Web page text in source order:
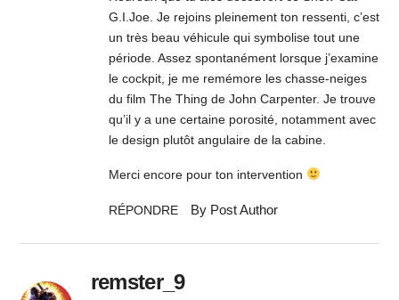
G.I.Joe. Je rejoins pleinement ton ressenti, c’est
un très beau véhicule qui symbolise tout une
période. Assez spontanément lorsque j’examine
le cockpit, je me remémore les chasse-neiges
du film The Thing de John Carpenter. Je trouve
qu’il y a une certaine porosité, notamment avec
le design plutôt angulaire de la cabine.
Merci encore pour ton intervention
RÉPONDRE By Post Author
remster_9